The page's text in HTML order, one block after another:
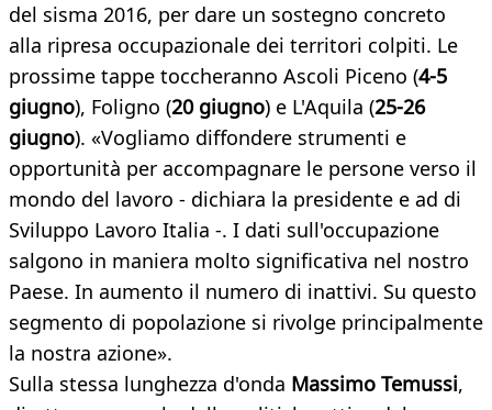
del sisma 2016, per dare un sostegno concreto
alla ripresa occupazionale dei territori colpiti. Le
prossime tappe toccheranno Ascoli Piceno (4-5
giugno), Foligno (20 giugno) e L'Aquila (25-26
giugno). «Vogliamo diffondere strumenti e
opportunità per accompagnare le persone verso il
mondo del lavoro - dichiara la presidente e ad di
Sviluppo Lavoro Italia -. I dati sull'occupazione
salgono in maniera molto significativa nel nostro
Paese. In aumento il numero di inattivi. Su questo
segmento di popolazione si rivolge principalmente
la nostra azione».
Sulla stessa lunghezza d'onda Massimo Temussi,